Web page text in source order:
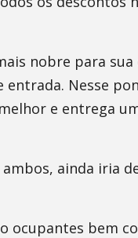
nobre para
Nesse
e entrega
ainda iria
ocupantes bem